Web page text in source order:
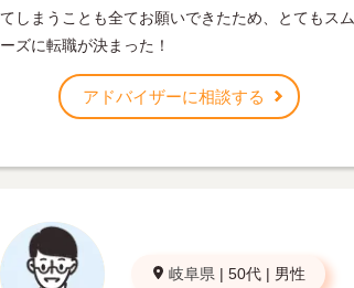
てしまうことも全てお願いできたため、とてもスム
ーズに転職が決まった！
アドバイザーに相談する
岐阜県 | 50代 | 男性